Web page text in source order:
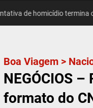
de homicídio termina
Boa Viagem >
NEGÓCIOS
formato do